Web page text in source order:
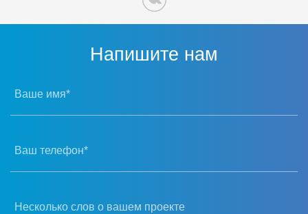
Напишите нам
Ваше имя*
Ваш телефон*
Несколько слов о вашем проекте